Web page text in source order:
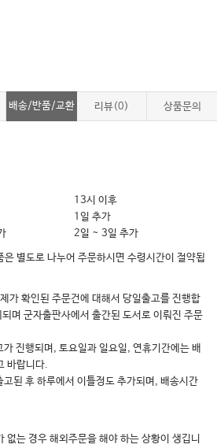
배송/반품/교환 리뷰(0) 상품문의
13시 이후
1일 추가
2일 ~ 3일 추가
별도로 나누어 주문하시면 수령시간이 절약됩
가 확인된 주문건에 대해서 당일출고를 진행합
며 군자출판사에서 출간된 도서로 이뤄진 주문
진행되며, 토요일과 일요일, 연휴기간에는 배
바랍니다.
된 후 하루에서 이틀정도 추가되며, 배송시간
없는 경우 해외주문을 해야 하는 상황이 생깁니